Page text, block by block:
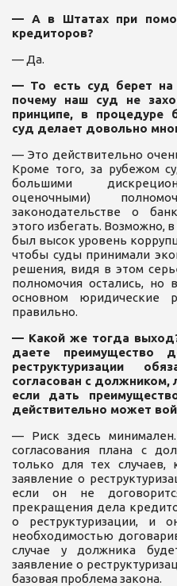
— А в Штатах при
кредиторов?
— Да.
— То есть суд берет на
почему наш суд не
принципе, в процедуре
суд делает довольно
— Это действительно
Кроме того, за рубежом
большими
оценочными)
законодательстве о
этого избегать. Возможно, в
был высок уровень
чтобы суды принимали
решения, видя в этом
полномочия остались,
основном юридические
правильно.
— Какой же тогда
даете преимущество
реструктуризации
согласован с
если дать
действительно может
— Риск здесь
согласования плана с
только для тех случаев,
заявление о
если он не
прекращения дела
о реструктуризации, и
необходимостью
случае у должника
заявление о
базовая проблема закона.